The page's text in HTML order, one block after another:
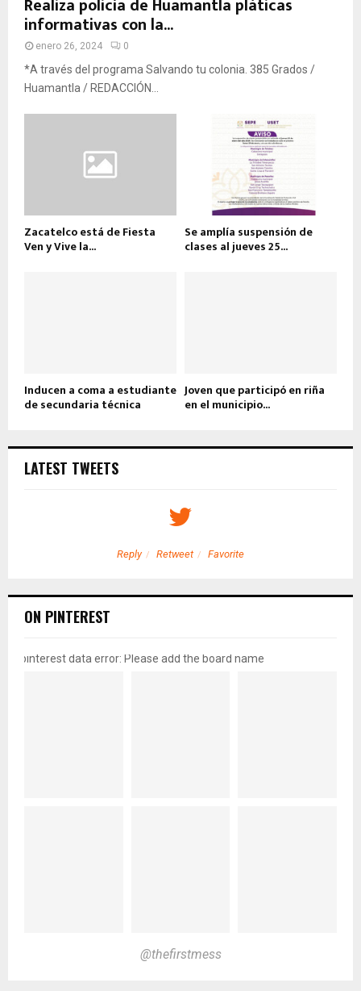
Realiza policía de Huamantla pláticas
informativas con la...
enero 26, 2024 0
*A través del programa Salvando tu colonia. 385 Grados /
Huamantla / REDACCIÓN...
Zacatelco está de Fiesta
Ven y Vive la...
Se amplía suspensión de
clases al jueves 25...
Inducen a coma a estudiante
de secundaria técnica
Joven que participó en riña
en el municipio...
LATEST TWEETS
Reply Retweet Favorite
ON PINTEREST
pinterest data error: Please add the board name
@thefirstmess